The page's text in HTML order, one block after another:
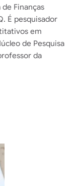
Finanças
É pesquisador
em
de Pesquisa
da